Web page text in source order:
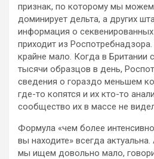
признак, по которому мы можем
доминирует дельта, а других
информация о секвенированных
приходит из
крайне мало. Когда в Британии
тысячи образцов в день,
сведения о гораздо меньшем
где-то копятся и их кто-то
сообщество их в массе не
Формула «чем более
вы находите» всегда
мы ищем довольно мало,